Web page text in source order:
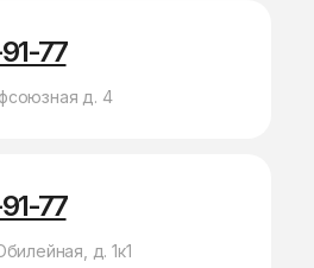
77
д. 4
77
д. 1к1